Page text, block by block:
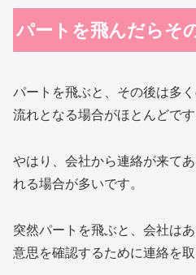
パートを飛んだらそ
パートを飛ぶと、その後は多
流れとなる場合がほとんどです
やはり、会社から連絡が来て
れる場合が多いです。
突然パートを飛ぶと、会社は
意思を確認するために連絡を取